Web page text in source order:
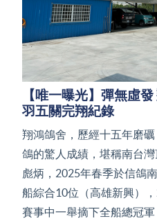
【唯一曝光】彈無虛
羽五關完翔紀錄
翔鴻鴿舍，歷經十五年磨
鴿的驚人成績，堪稱南台
彪炳，2025年春季於信鴿
船綜合10位（高雄新興）
賽事中一舉摘下全船總冠